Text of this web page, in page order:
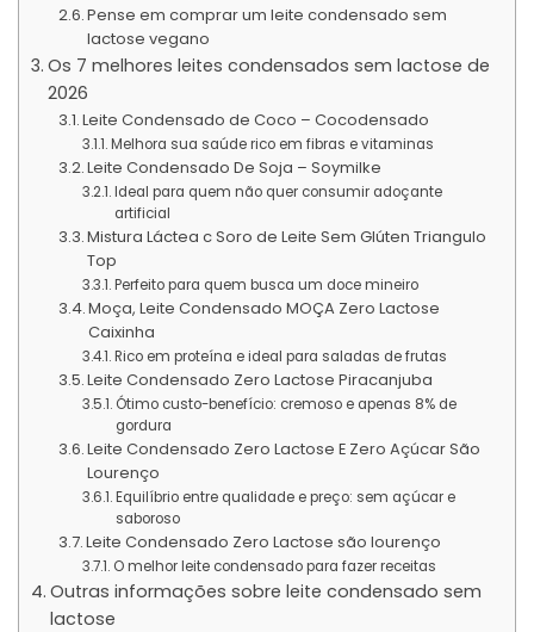
Pense em comprar um leite condensado sem
lactose vegano
Os 7 melhores leites condensados sem lactose de
2026
Leite Condensado de Coco – Cocodensado
Melhora sua saúde rico em fibras e vitaminas
Leite Condensado De Soja – Soymilke
Ideal para quem não quer consumir adoçante
artificial
Mistura Láctea c Soro de Leite Sem Glúten Triangulo
Top
Perfeito para quem busca um doce mineiro
Moça, Leite Condensado MOÇA Zero Lactose
Caixinha
Rico em proteína e ideal para saladas de frutas
Leite Condensado Zero Lactose Piracanjuba
Ótimo custo-benefício: cremoso e apenas 8% de
gordura
Leite Condensado Zero Lactose E Zero Açúcar São
Lourenço
Equilíbrio entre qualidade e preço: sem açúcar e
saboroso
Leite Condensado Zero Lactose são lourenço
O melhor leite condensado para fazer receitas
Outras informações sobre leite condensado sem
lactose